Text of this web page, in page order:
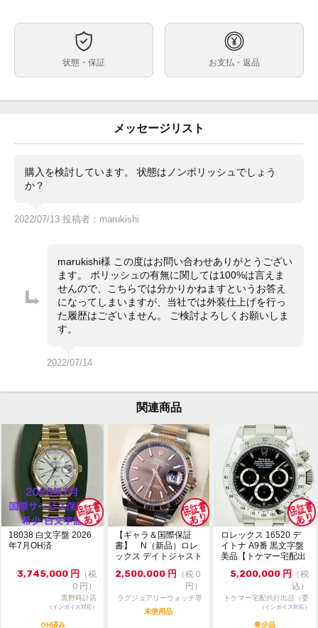
40mm
ケース素材
メータータグ
状態
鏡面部分に微細な線キズはございますが、使用感の少な
コメント
2016年に発表されて以来、依然として人気が絶えない
します。
※価格に関してのお問い合わせはメッセージでご質問頂
いてもお答えしておりません。直接店頭へお問い合わせ
ください。
お問い合わせ先
状態・保証 お支払・返品
メッセージリスト
購入を検討しています。 状態はノンポリッシュでしょう
か？
2022/07/13 投稿者：marukishi
marukishi様 この度はお問い合わせありがとうござい
ます。 ポリッシュの有無に関しては100%は言えま
せんので、こちらでは分かりかねますというお答え
になってしまいますが、当社では外装仕上げを行っ
た履歴はございません。 ご検討よろしくお願いしま
す。
2022/07/14
関連商品
18038 白文字盤 2026
年7月OH済
3,745,000 円
（税
０円）
黒野時計店
（インボイス対応）
OH済み
【ギャラ＆国際保証
書】 N（新品）ロレ
ックス デイトジャスト
126231 36m...
2,500,000 円
（税０
円）
ラグジュアリーウォッチ専
門店：R/M
未使用品
ロレックス 16520 デ
イトナ A9番 黒文字盤
美品【トケマー宅配出
5,200,000 円
（税
込）
トケマー宅配代行出品（委
託販売）
（インボイス対応）
希少品